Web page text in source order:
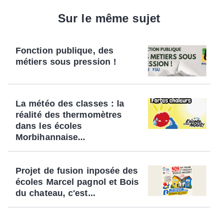
Sur le même sujet
Fonction publique, des
métiers sous pression !
La météo des classes : la
réalité des thermomètres
dans les écoles
Morbihannaise...
Projet de fusion inposée des
écoles Marcel pagnol et Bois
du chateau, c'est...